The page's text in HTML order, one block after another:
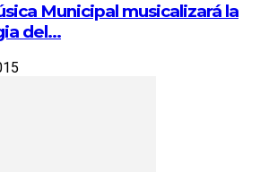
Municipal musicalizará la
del...